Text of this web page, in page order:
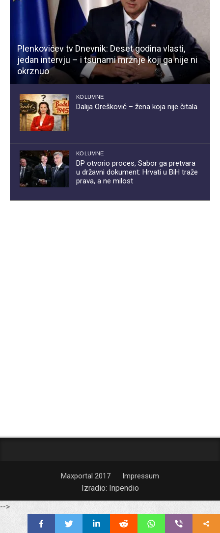
Plenkovićev tv Dnevnik: Deset godina vlasti,
jedan intervju – i tsunami mržnje koji ga nije ni
okrznuo
KOLUMNE
Dalija Orešković – žena koja nije čitala
KOLUMNE
DP otvorio proces, Sabor ga pretvara
u državni dokument: Hrvati u BiH traže
prava, a ne milost
Maxportal 2017 Impressum
Izradio: Inpendio
-->